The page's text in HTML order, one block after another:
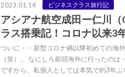
2023.01.14 ビジネスクラス旅行記
アシアナ航空成田ー仁川
ラス搭乗記！コロナ以来3
ついに・・新型コロナ禍以降初めての海
（笑）。 なにしろ前回海外に行ったの
ですから、私個人としては本気で約3年